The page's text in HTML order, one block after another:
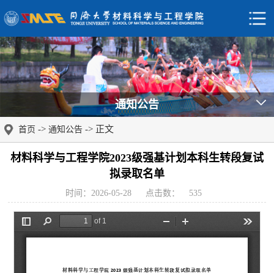
通知公告
首页 -> 通知公告 -> 正文
材料科学与工程学院2023级强基计划本科生转段复试
拟录取名单
时间：2026-05-28 点击数： 535